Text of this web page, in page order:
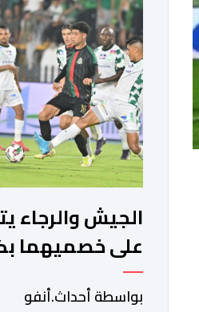
الجيش والرجاء
على خصميهما
الكاف
بواسطة أحداث.أنفو